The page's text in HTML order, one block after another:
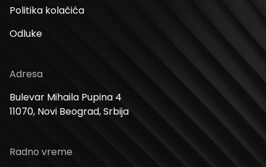
Politika kolačića
Odluke
Adresa
Bulevar Mihaila Pupina 4
11070, Novi Beograd, Srbija
Radno vreme